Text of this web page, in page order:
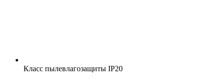
Класс пылевлагозащиты IP20